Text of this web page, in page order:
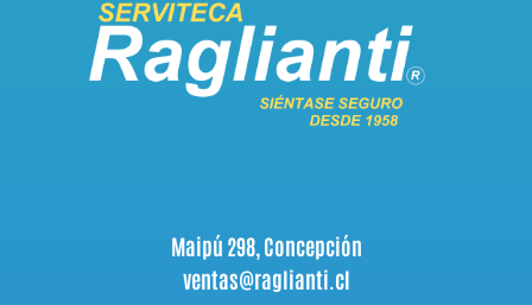
Maipú 298, Concepción
ventas@raglianti.cl